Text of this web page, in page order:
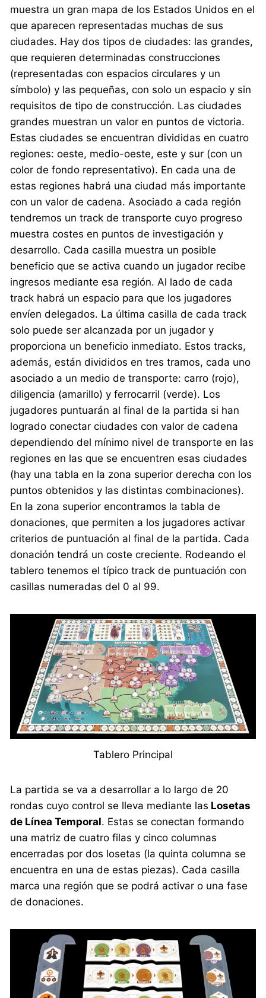
muestra un gran mapa de los Estados Unidos en el
que aparecen representadas muchas de sus
ciudades. Hay dos tipos de ciudades: las grandes,
que requieren determinadas construcciones
(representadas con espacios circulares y un
símbolo) y las pequeñas, con solo un espacio y sin
requisitos de tipo de construcción. Las ciudades
grandes muestran un valor en puntos de victoria.
Estas ciudades se encuentran divididas en cuatro
regiones: oeste, medio-oeste, este y sur (con un
color de fondo representativo). En cada una de
estas regiones habrá una ciudad más importante
con un valor de cadena. Asociado a cada región
tendremos un track de transporte cuyo progreso
muestra costes en puntos de investigación y
desarrollo. Cada casilla muestra un posible
beneficio que se activa cuando un jugador recibe
ingresos mediante esa región. Al lado de cada
track habrá un espacio para que los jugadores
envíen delegados. La última casilla de cada track
solo puede ser alcanzada por un jugador y
proporciona un beneficio inmediato. Estos tracks,
además, están divididos en tres tramos, cada uno
asociado a un medio de transporte: carro (rojo),
diligencia (amarillo) y ferrocarril (verde). Los
jugadores puntuarán al final de la partida si han
logrado conectar ciudades con valor de cadena
dependiendo del mínimo nivel de transporte en las
regiones en las que se encuentren esas ciudades
(hay una tabla en la zona superior derecha con los
puntos obtenidos y las distintas combinaciones).
En la zona superior encontramos la tabla de
donaciones, que permiten a los jugadores activar
criterios de puntuación al final de la partida. Cada
donación tendrá un coste creciente. Rodeando el
tablero tenemos el típico track de puntuación con
casillas numeradas del 0 al 99.
Tablero Principal
La partida se va a desarrollar a lo largo de 20
rondas cuyo control se lleva mediante las Losetas
de Línea Temporal. Estas se conectan formando
una matriz de cuatro filas y cinco columnas
encerradas por dos losetas (la quinta columna se
encuentra en una de estas piezas). Cada casilla
marca una región que se podrá activar o una fase
de donaciones.